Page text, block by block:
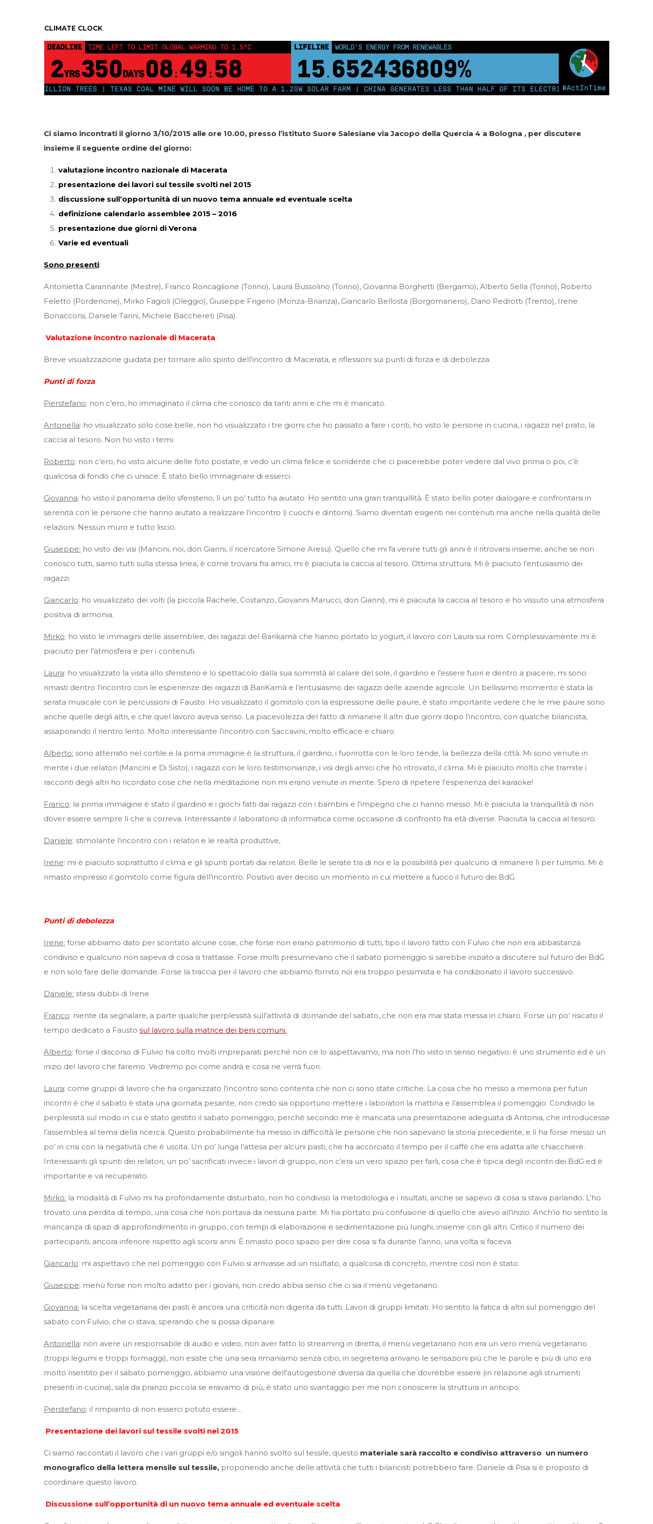
CLIMATE CLOCK
#ActInTime
DEADLINE TIME LEFT TO LIMIT GLOBAL WARMING TO 1.5°C
2YRS350DAYS 08 : 49 : 58
LIFELINE LAND PROTECTED BY INDIGENOUS PEOPLE
43,500,000km²
MILLION TREES | TEXAS COAL MINE WILL SOON BE HOME TO A 1.2GW SOLAR FARM | CHINA GENERATES LESS THAN HALF OF ITS ELECTRICITY FROM COAL FOR THE
Ci siamo incontrati il giorno 3/10/2015 alle ore 10.00, presso l’istituto Suore Salesiane via Jacopo della Quercia 4 a Bologna , per discutere
insieme il seguente ordine del giorno:
valutazione incontro nazionale di Macerata
presentazione dei lavori sul tessile svolti nel 2015
discussione sull’opportunità di un nuovo tema annuale ed eventuale scelta
definizione calendario assemblee 2015 – 2016
presentazione due giorni di Verona
Varie ed eventuali
Sono presenti:
Antonietta Carannante (Mestre), Franco Roncaglione (Torino), Laura Bussolino (Torino), Giovanna Borghetti (Bergamo), Alberto Sella (Torino), Roberto
Feletto (Pordenone), Mirko Fagioli (Oleggio), Giuseppe Frigerio (Monza-Brianza), Giancarlo Bellosta (Borgomanero), Dario Pedrotti (Trento), Irene
Bonaccorsi, Daniele Tarini, Michele Bacchereti (Pisa).
Valutazione incontro nazionale di Macerata
Breve visualizzazione guidata per tornare allo spirito dell’incontro di Macerata, e riflessioni sui punti di forza e di debolezza.
Punti di forza
Pierstefano: non c’ero, ho immaginato il clima che conosco da tanti anni e che mi è mancato.
Antonella: ho visualizzato solo cose belle, non ho visualizzato i tre giorni che ho passato a fare i conti, ho visto le persone in cucina, i ragazzi nel prato, la
caccia al tesoro. Non ho visto i temi.
Roberto: non c’ero, ho visto alcune delle foto postate, e vedo un clima felice e sorridente che ci piacerebbe poter vedere dal vivo prima o poi, c’è
qualcosa di fondo che ci unisce. È stato bello immaginare di esserci.
Giovanna: ho visto il panorama dello sferisterio, lì un po’ tutto ha aiutato. Ho sentito una gran tranquillità. È stato bello poter dialogare e confrontarsi in
serenità con le persone che hanno aiutato a realizzare l’incontro (i cuochi e dintorni). Siamo diventati esigenti nei contenuti ma anche nella qualità delle
relazioni. Nessun muro e tutto liscio.
Giuseppe: ho visto dei visi (Mancini, noi, don Gianni, il ricercatore Simone Aresu). Quello che mi fa venire tutti gli anni è il ritrovarsi insieme, anche se non
conosco tutti, siamo tutti sulla stessa linea, è come trovarsi fra amici, mi è piaciuta la caccia al tesoro. Ottima struttura. Mi è piaciuto l’entusiasmo dei
ragazzi.
Giancarlo: ho visualizzato dei volti (la piccola Rachele, Costanzo, Giovanni Marucci, don Gianni), mi è piaciuta la caccia al tesoro e ho vissuto una atmosfera
positiva di armonia.
Mirko: ho visto le immagini delle assemblee, dei ragazzi del Barikamà che hanno portato lo yogurt, il lavoro con Laura sui rom. Complessivamente mi è
piaciuto per l’atmosfera e per i contenuti.
Laura: ho visualizzato la visita allo sferisterio e lo spettacolo dalla sua sommità al calare del sole, il giardino e l’essere fuori e dentro a piacere, mi sono
rimasti dentro l’incontro con le esperienze dei ragazzi di BariKamà e l’entusiasmo dei ragazzi delle aziende agricole. Un bellissimo momento è stata la
serata musicale con le percussioni di Fausto. Ho visualizzato il gomitolo con la espressione delle paure, è stato importante vedere che le mie paure sono
anche quelle degli altri, e che quel lavoro aveva senso. La piacevolezza del fatto di rimanere lì altri due giorni dopo l’incontro, con qualche bilancista,
assaporando il rientro lento. Molto interessante l’incontro con Saccavini, molto efficace e chiaro.
Alberto: sono atterrato nel cortile e la prima immagine è la struttura, il giardino, i fuorirotta con le loro tende, la bellezza della città. Mi sono venute in
mente i due relatori (Mancini e Di Sisto), i ragazzi con le loro testimonianze, i visi degli amici che ho ritrovato, il clima. Mi è piaciuto molto che tramite i
racconti degli altri ho ricordato cose che nella meditazione non mi erano venute in mente. Spero di ripetere l’esperienza del karaoke!
Franco: la prima immagine è stato il giardino e i giochi fatti dai ragazzi con i bambini e l’impegno che ci hanno messo. Mi è piaciuta la tranquillità di non
dover essere sempre lì che si correva. Interessante il laboratorio di informatica come occasione di confronto fra età diverse. Piaciuta la caccia al tesoro.
Daniele: stimolante l’incontro con i relatori e le realtà produttive,
Irene: mi è piaciuto soprattutto il clima e gli spunti portati dai relatori. Belle le serate tra di noi e la possibilità per qualcuno di rimanere lì per turismo. Mi è
rimasto impresso il gomitolo come figura dell’incontro. Positivo aver deciso un momento in cui mettere a fuoco il futuro dei BdG.
Punti di debolezza
Irene: forse abbiamo dato per scontato alcune cose, che forse non erano patrimonio di tutti, tipo il lavoro fatto con Fulvio che non era abbastanza
condiviso e qualcuno non sapeva di cosa si trattasse. Forse molti presumevano che il sabato pomeriggio si sarebbe iniziato a discutere sul futuro dei BdG
e non solo fare delle domande. Forse la traccia per il lavoro che abbiamo fornito noi era troppo pessimista e ha condizionato il lavoro successivo.
Daniele: stessi dubbi di Irene
Franco: niente da segnalare, a parte qualche perplessità sull’attività di domande del sabato, che non era mai stata messa in chiaro. Forse un po’ risicato il
tempo dedicato a Fausto sul lavoro sulla matrice dei beni comuni.
Alberto: forse il discorso di Fulvio ha colto molti impreparati perché non ce lo aspettavamo, ma non l’ho visto in senso negativo: è uno strumento ed è un
inizio del lavoro che faremo. Vedremo poi come andrà e cosa ne verrà fuori.
Laura: come gruppi di lavoro che ha organizzato l’incontro sono contenta che non ci sono state critiche. La cosa che ho messo a memoria per futuri
incontri è che il sabato è stata una giornata pesante, non credo sia opportuno mettere i laboratori la mattina e l’assemblea il pomeriggio. Condivido la
perplessità sul modo in cui è stato gestito il sabato pomeriggio, perché secondo me è mancata una presentazione adeguata di Antonia, che introducesse
l’assemblea al tema della ricerca. Questo probabilmente ha messo in difficoltà le persone che non sapevano la storia precedente, e lì ha forse messo un
po’ in crisi con la negatività che è uscita. Un po’ lunga l’attesa per alcuni pasti, che ha accorciato il tempo per il caffè che era adatta alle chiacchiere.
Interessanti gli spunti dei relatori, un po’ sacrificati invece i lavori di gruppo, non c’era un vero spazio per farli, cosa che è tipica degli incontri dei BdG ed è
importante e va recuperato.
Mirko: la modalità di Fulvio mi ha profondamente disturbato, non ho condiviso la metodologia e i risultati, anche se sapevo di cosa si stava parlando. L’ho
trovato una perdita di tempo, una cosa che non portava da nessuna parte. Mi ha portato più confusione di quello che avevo all’inizio. Anch’io ho sentito la
mancanza di spazi di approfondimento in gruppo, con tempi di elaborazione e sedimentazione più lunghi, insieme con gli altri. Critico il numero dei
partecipanti, ancora inferiore rispetto agli scorsi anni. È rimasto poco spazio per dire cosa si fa durante l’anno, una volta si faceva.
Giancarlo: mi aspettavo che nel pomeriggio con Fulvio si arrivasse ad un risultato, a qualcosa di concreto, mentre così non è stato.
Giuseppe: menù forse non molto adatto per i giovani, non credo abbia senso che ci sia il menù vegetariano.
Giovanna: la scelta vegetariana dei pasti è ancora una criticità non digerita da tutti. Lavori di gruppi limitati. Ho sentito la fatica di altri sul pomeriggio del
sabato con Fulvio, che ci stava, sperando che si possa dipanare.
Antonella: non avere un responsabile di audio e video, non aver fatto lo streaming in diretta, il menù vegetariano non era un vero menù vegetariano
(troppi legumi e troppi formaggi), non esiste che una sera rimaniamo senza cibo, in segreteria arrivano le sensazioni più che le parole e più di uno era
molto risentito per il sabato pomeriggio, abbiamo una visione dell’autogestione diversa da quella che dovrebbe essere (in relazione agli strumenti
presenti in cucina), sala da pranzo piccola se eravamo di più, è stato uno svantaggio per me non conoscere la struttura in anticipo.
Pierstefano: il rimpianto di non esserci potuto essere…
Presentazione dei lavori sul tessile svolti nel 2015
Ci siamo raccontati il lavoro che i vari gruppi e/o singoli hanno svolto sul tessile, questo materiale sarà raccolto e condiviso attraverso un numero
monografico della lettera mensile sul tessile, proponendo anche delle attività che tutti i bilancisti potrebbero fare. Daniele di Pisa si è proposto di
coordinare questo lavoro.
Discussione sull’opportunità di un nuovo tema annuale ed eventuale scelta